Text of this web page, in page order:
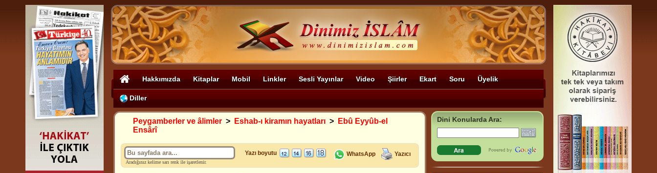
Hakkımızda Kitaplar Mobil Linkler Sesli Yayınlar Video Şiirler Ekart Soru Üyelik
Diller
Peygamberler ve âlimler > Eshab-ı kiramın hayatları >
Ebû Eyyûb-el
Ensârî
Aradığınız kelime sarı renk ile işaretlenir.
Yazı boyutu WhatsApp Yazıcı
Dini Konularda Ara: